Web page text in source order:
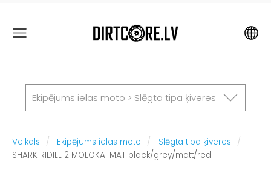
Ekipējums ielas moto > Slēgta tipa ķiveres
Veikals Ekipējums ielas moto
Slēgta tipa ķiveres
SHARK RIDILL 2 MOLOKAI MAT black/grey/matt/red